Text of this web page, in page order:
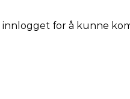
innlogget for å kunne